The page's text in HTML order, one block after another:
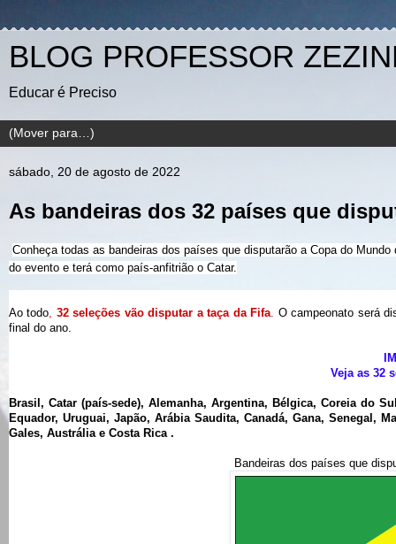
BLOG PROFESSOR
Educar é Preciso
sábado, 20 de agosto de 2022
As bandeiras dos 32 países que
Conheça todas as bandeiras dos países que disputarão a Copa do
do evento e terá como país-anfitrião o Catar.
Ao todo 32 seleções vão disputar a taça da Fifa O campeonato será
final do ano.
Veja as 32
Brasil, Catar (país-sede), Alemanha, Argentina, Bélgica, Coreia do
Equador, Uruguai, Japão, Arábia Saudita, Canadá, Gana, Senegal,
Gales, Austrália e Costa Rica .
Bandeiras dos países que